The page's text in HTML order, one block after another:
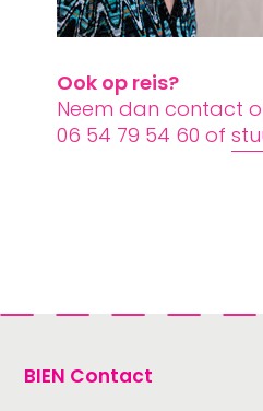
Ook op reis?
Neem dan contact
06 54 79 54 60 of
BIEN Contact